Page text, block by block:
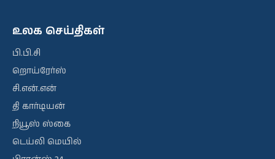
உலக செய்திகள்
பி.பி.சி
றொய்ரேர்ஸ்
சி.என்.என்
தி கார்டியன்
நியூஸ் ஸ்கை
டெய்லி மெயில்